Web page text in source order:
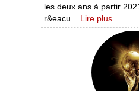
les deux ans à partir
r&eacu... Lire plus